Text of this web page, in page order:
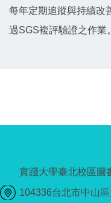
每年定期追蹤與持續改
過SGS複評驗證之作業。
實踐大學臺北校區圖
104336台北市中山